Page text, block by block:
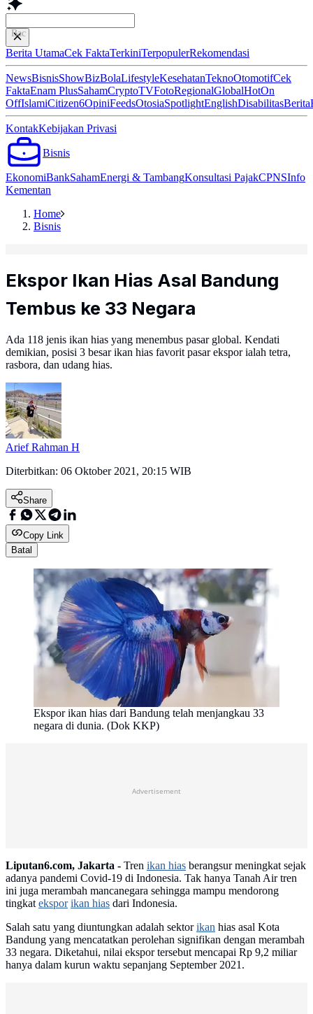
Baca lebih cepa
Berita UtamaCek FaktaTerkiniTerpopulerRekomendasi
NewsBisnisShowBizBolaLifestyleKesehatanTeknoOtomotifCek
FaktaEnam PlusSahamCryptoTVFotoRegionalGlobalHotOn
OffIslamiCitizen6OpiniFeedsOtosiaSpotlightEnglishDisabilitasBerita
KontakKebijakan Privasi
Bisnis
EkonomiBankSahamEnergi & TambangKonsultasi PajakCPNSInfo
Kementan
Home
Bisnis
Ekspor Ikan Hias Asal Bandung
Tembus ke 33 Negara
Ada 118 jenis ikan hias yang menembus pasar global. Kendati
demikian, posisi 3 besar ikan hias favorit pasar ekspor ialah tetra,
rasbora, dan udang hias.
Arief Rahman H
Diterbitkan: 06 Oktober 2021, 20:15 WIB
Share
Copy Link
Batal
Ekspor ikan hias dari Bandung telah menjangkau 33
negara di dunia. (Dok KKP)
Advertisement
Liputan6.com, Jakarta - Tren ikan hias berangsur meningkat sejak
adanya pandemi Covid-19 di Indonesia. Tak hanya Tanah Air tren
ini juga merambah mancanegara sehingga mampu mendorong
tingkatekspor ikan hias dari Indonesia.
Salah satu yang diuntungkan adalah sektorikan hias asal Kota
Bandung yang mencatatkan perolehan signifikan dengan merambah
33 negara. Diketahui, nilai ekspor tersebut mencapai Rp 9,2 miliar
hanya dalam kurun waktu sepanjang September 2021.